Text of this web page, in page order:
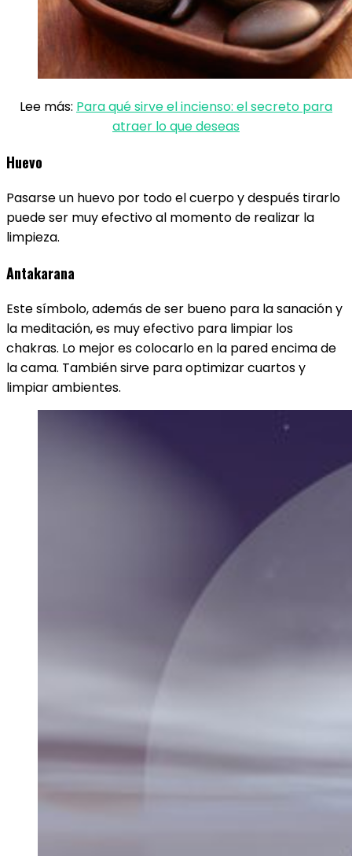
Lee más: Para qué sirve el incienso: el secreto para
atraer lo que deseas
Huevo
Pasarse un huevo por todo el cuerpo y después tirarlo
puede ser muy efectivo al momento de realizar la
limpieza.
Antakarana
Este símbolo, además de ser bueno para la sanación y
la meditación, es muy efectivo para limpiar los
chakras. Lo mejor es colocarlo en la pared encima de
la cama. También sirve para optimizar cuartos y
limpiar ambientes.